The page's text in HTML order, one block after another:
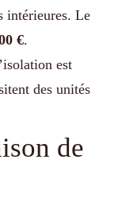
intérieures. Le
€.
est
des unités
de